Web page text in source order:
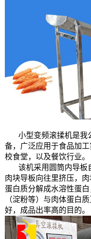
小型变频滚揉机是我
备，广泛应用于食品加
校食堂，以及餐饮行业。
该机采用圆筒内导板
肉块导板向往里挤压，
蛋白质分解成水溶性蛋
（淀粉等）与肉体蛋白
好，成品出率高的目的。